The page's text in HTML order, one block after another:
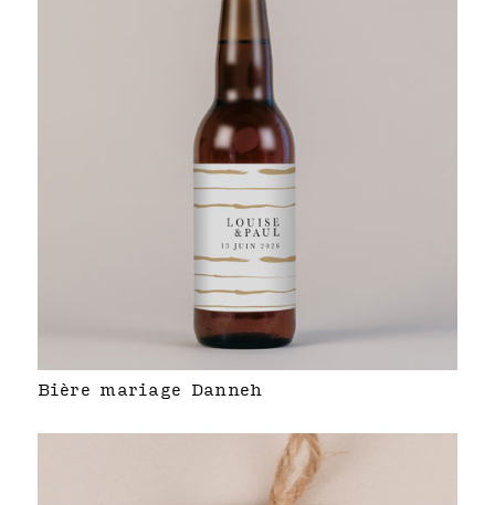
Bière mariage Danneh